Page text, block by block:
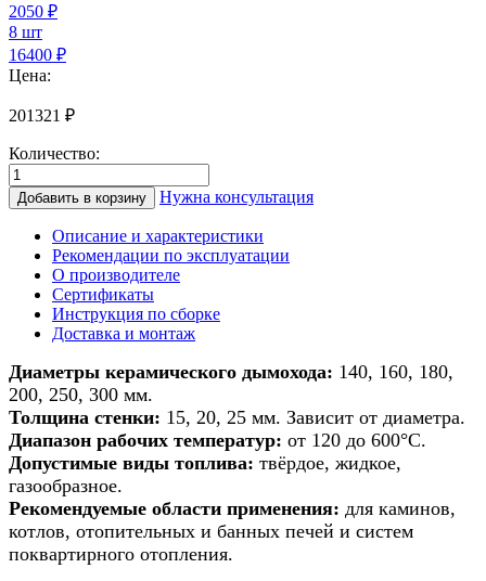
2050 ₽
8 шт
16400 ₽
Цена:
201321 ₽
Количество:
Количество
товара
Дымоход
керамики
печи/
камина/
котла
300мм
h
8м
Добавить в корзину Нужна консультация
Описание и характеристики
Рекомендации по эксплуатации
О производителе
Сертификаты
Инструкция по сборке
Доставка и монтаж
Диаметры керамического дымохода: 140, 160, 180,
200, 250, 300 мм.
Толщина стенки: 15, 20, 25 мм. Зависит от диаметра.
Диапазон рабочих температур: от 120 до 600°С.
Допустимые виды топлива: твёрдое, жидкое,
газообразное.
Рекомендуемые области применения: для каминов,
котлов, отопительных и банных печей и систем
поквартирного отопления.